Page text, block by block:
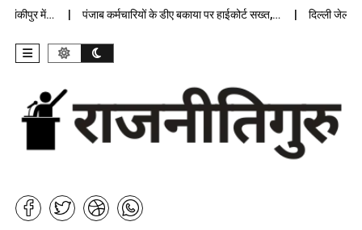
में… पंजाब कर्मचारियों के डीए बकाया पर हाईकोर्ट सख्त,… दिल्ली जेलों में